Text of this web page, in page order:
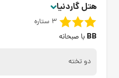
هتل گاردنیا
3 ستاره
BB با صبحانه
دو تخته